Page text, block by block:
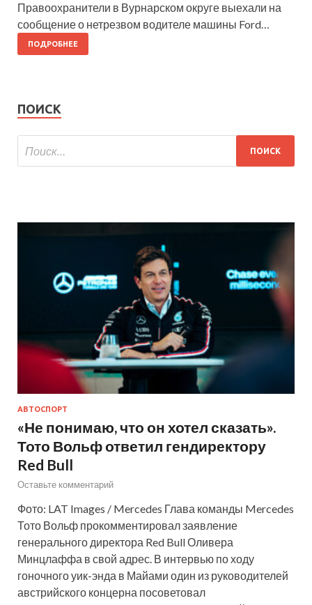
Правоохранители в Вурнарском округе выехали на
сообщение о нетрезвом водителе машины Ford…
ПОДРОБНЕЕ
ПОИСК
АВТОСПОРТ
«Не понимаю, что он хотел сказать».
Тото Вольф ответил гендиректору
Red Bull
Оставьте комментарий
Фото: LAT Images / Mercedes Глава команды Mercedes
Тото Вольф прокомментировал заявление
генерального директора Red Bull Оливера
Минцлаффа в свой адрес. В интервью по ходу
гоночного уик-энда в Майами один из руководителей
австрийского концерна посоветовал